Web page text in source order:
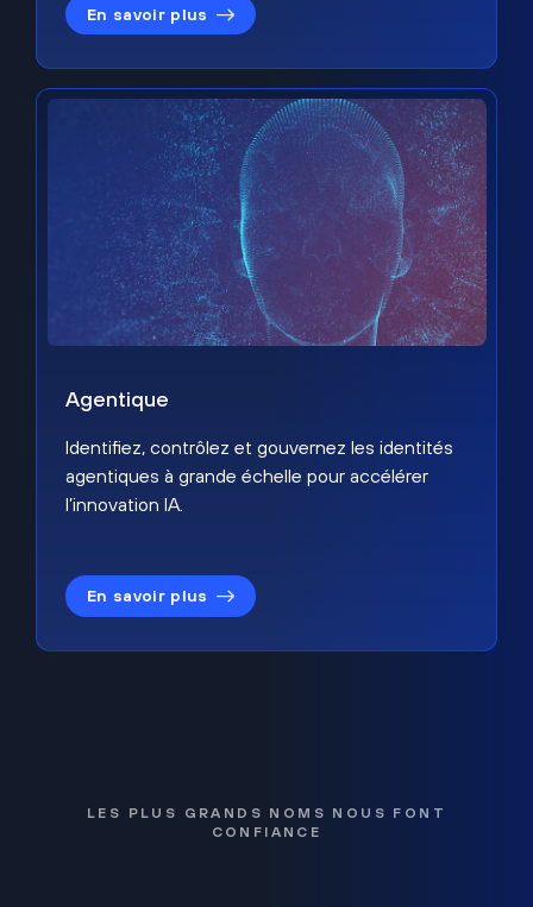
En savoir plus
Agentique
Identifiez, contrôlez et gouvernez les identités
agentiques à grande échelle pour accélérer
l’innovation IA.
En savoir plus
LES PLUS GRANDS NOMS NOUS FONT
CONFIANCE